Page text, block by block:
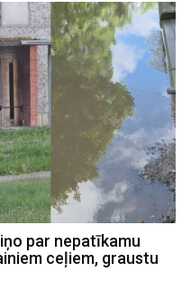
par nepatīkamu
ceļiem, graustu